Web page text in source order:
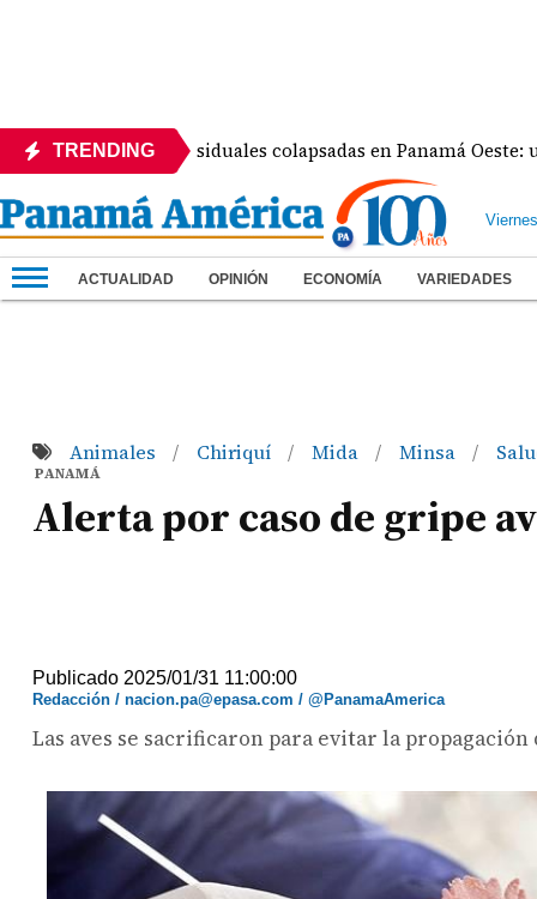
TRENDING
aguas residuales colapsadas en Panamá Oeste: una
ACTUALIDAD OPINIÓN ECONOMÍA VARIEDADES
Animales / Chiriquí / Mida / Minsa /
PANAMÁ
Alerta por caso de gripe
Publicado 2025/01/31 11:00:00
Redacción / nacion.pa@epasa.com / @PanamaAmerica
Las aves se sacrificaron para evitar la